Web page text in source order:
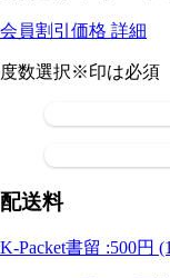
会員割引価格 詳細
度数選択※印は必須
配送料
K-Packet書留 :500円